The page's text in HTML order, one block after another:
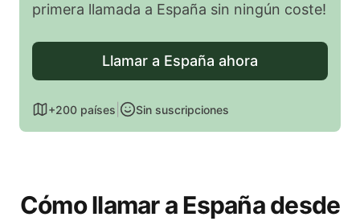
primera llamada a España sin ningún coste!
Llamar a España ahora
+200 países Sin suscripciones
Cómo llamar a España desde